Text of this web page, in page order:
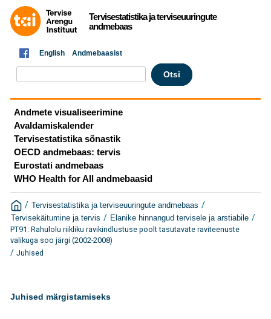
Tervisestatistika ja terviseuuringute
andmebaas
English Andmebaasist
Andmete visualiseerimine
Avaldamiskalender
Tervisestatistika sõnastik
OECD andmebaas: tervis
Eurostati andmebaas
WHO Health for All andmebaasid
/ Tervisestatistika ja terviseuuringute andmebaas /
Tervisekäitumine ja tervis / Elanike hinnangud tervisele ja arstiabile /
PT91: Rahulolu riikliku ravikindlustuse poolt tasutavate raviteenuste
valikuga soo järgi (2002-2008)
/ Juhised
Juhised märgistamiseks